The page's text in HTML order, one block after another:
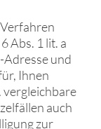
Abs. 1 lit. a
Adresse und
Ihnen
vergleichbare
auch
zur